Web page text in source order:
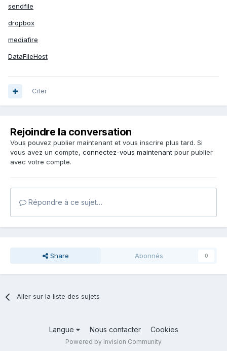
sendfile
dropbox
mediafire
DataFileHost
Citer
Rejoindre la conversation
Vous pouvez publier maintenant et vous inscrire plus tard. Si
vous avez un compte, connectez-vous maintenant pour publier
avec votre compte.
Répondre à ce sujet…
Share Abonnés 0
Aller sur la liste des sujets
Langue Nous contacter Cookies
Powered by Invision Community